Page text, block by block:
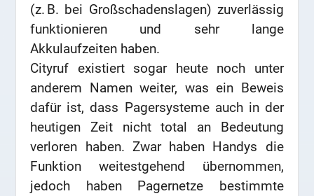
(z. B. bei Großschadenslagen) zuverlässig
funktionieren und sehr lange
Akkulaufzeiten haben.
Cityruf existiert sogar heute noch unter
anderem Namen weiter, was ein Beweis
dafür ist, dass Pagersysteme auch in der
heutigen Zeit nicht total an Bedeutung
verloren haben. Zwar haben Handys die
Funktion weitestgehend übernommen,
jedoch haben Pagernetze bestimmte